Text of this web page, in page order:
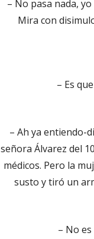
– No pasa nada,
Mira con
– Es
– Ah ya entiendo-
señora Álvarez del
médicos. Pero la
susto y tiró un
– No